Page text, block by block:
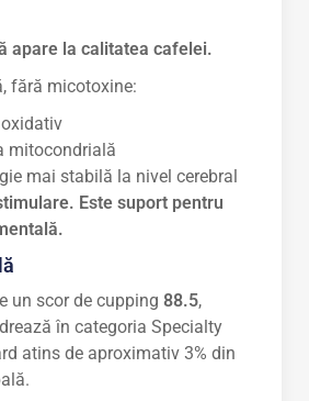
apare la calitatea cafelei.
fără micotoxine:
mitocondrială
mai stabilă la nivel cerebral
Este suport pentru
un scor de cupping 88.5,
în categoria Specialty
atins de aproximativ 3% din